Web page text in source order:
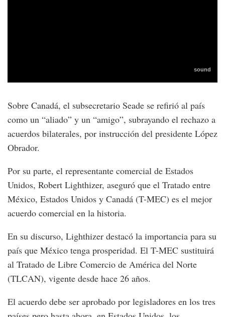
Sobre Canadá, el subsecretario Seade se refirió al país
como un “aliado” y un “amigo”, subrayando el rechazo a
acuerdos bilaterales, por instrucción del presidente López
Obrador.
Por su parte, el representante comercial de Estados
Unidos, Robert Lighthizer, aseguró que el Tratado entre
México, Estados Unidos y Canadá (T-MEC) es el mejor
acuerdo comercial en la historia.
En su discurso, Lighthizer destacó la importancia para su
país que México tenga prosperidad. El T-MEC sustituirá
al Tratado de Libre Comercio de América del Norte
(TLCAN), vigente desde hace 26 años.
El acuerdo debe ser aprobado por legisladores en los tres